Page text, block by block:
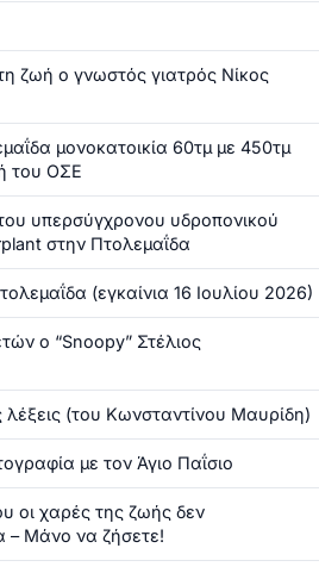
ζωή ο γνωστός γιατρός Νίκος
μονοκατοικία 60τμ με 450τμ
του ΟΣΕ
υπερσύγχρονου υδροπονικού
στην Πτολεμαΐδα
(εγκαίνια 16 Ιουλίου 2026)
ο “Snoopy” Στέλιος
λέξεις (του Κωνσταντίνου Μαυρίδη)
με τον Άγιο Παΐσιο
οι χαρές της ζωής δεν
– Μάνο να ζήσετε!